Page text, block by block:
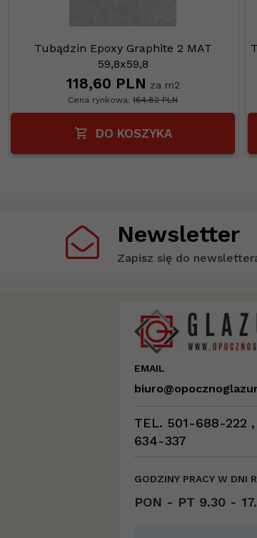
Tubądzin Epoxy Graphite 2 MAT
59,8x59,8
118,60 PLN za m2
Cena rynkowa: 164.82 PLN
DO KOSZYKA
Newsletter
Zapisz się do
EMAIL
TEL. 501-688-222
634-337
GODZINY PRACY W DNI
PON - PT 9.30 -